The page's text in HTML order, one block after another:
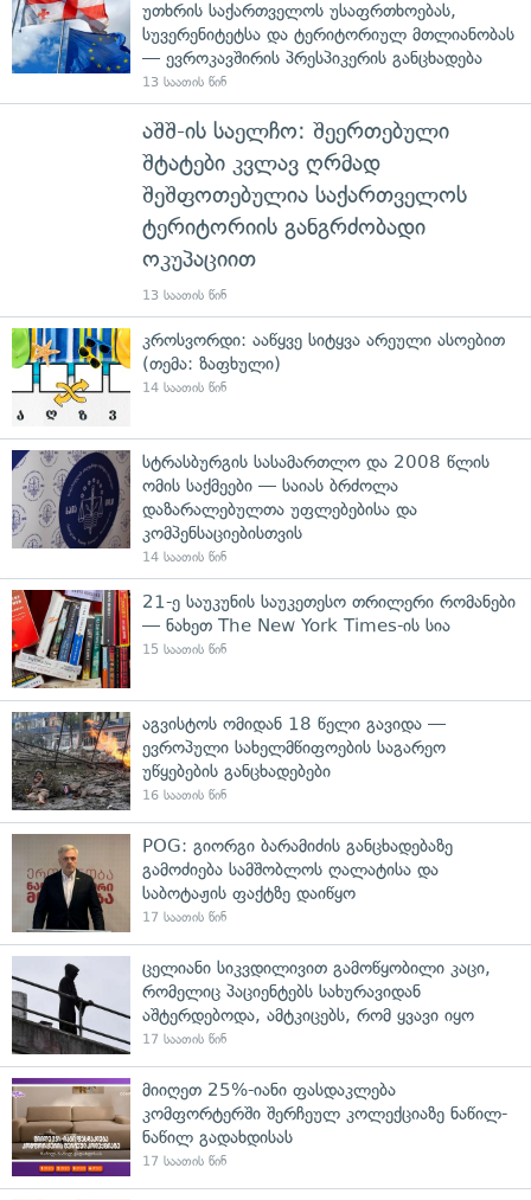
უთხრის საქართველოს უსაფრთხოებას,
სუვერენიტეტსა და ტერიტორიულ მთლიანობას
— ევროკავშირის პრესპიკერის განცხადება
13 საათის წინ
აშშ-ის საელჩო: შეერთებული
შტატები კვლავ ღრმად
შეშფოთებულია საქართველოს
ტერიტორიის განგრძობადი
ოკუპაციით
13 საათის წინ
კროსვორდი: ააწყვე სიტყვა არეული ასოებით
(თემა: ზაფხული)
14 საათის წინ
სტრასბურგის სასამართლო და 2008 წლის
ომის საქმეები — საიას ბრძოლა
დაზარალებულთა უფლებებისა და
კომპენსაციებისთვის
14 საათის წინ
21-ე საუკუნის საუკეთესო თრილერი რომანები
— ნახეთ The New York Times-ის სია
15 საათის წინ
აგვისტოს ომიდან 18 წელი გავიდა —
ევროპული სახელმწიფოების საგარეო
უწყებების განცხადებები
16 საათის წინ
POG: გიორგი ბარამიძის განცხადებაზე
გამოძიება სამშობლოს ღალატისა და
საბოტაჟის ფაქტზე დაიწყო
17 საათის წინ
ცელიანი სიკვდილივით გამოწყობილი კაცი,
რომელიც პაციენტებს სახურავიდან
აშტერდებოდა, ამტკიცებს, რომ ყვავი იყო
17 საათის წინ
მიიღეთ 25%-იანი ფასდაკლება
კომფორტერში შერჩეულ კოლექციაზე ნაწილ-
ნაწილ გადახდისას
17 საათის წინ